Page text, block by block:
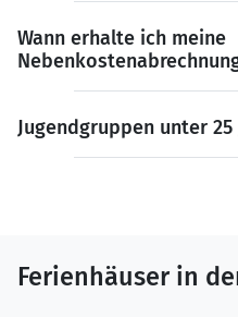
Wann erhalte ich meine
Jugendgruppen unter 25
Ferienhäuser in